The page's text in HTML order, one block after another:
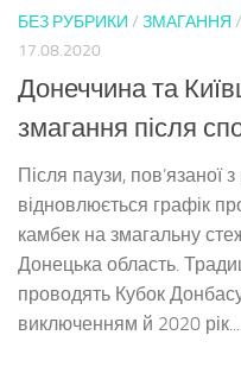
БЕЗ РУБРИКИ / ЗМАГАННЯ /
17.08.2020
Донеччина та
змагання після
Після паузи, пов’язаної
відновлюється графік
камбек на змагальну
Донецька область.
проводять Кубок
виключенням й 2020